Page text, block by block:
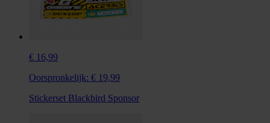
€ 16,99
Oorspronkelijk: € 19,99
Stickerset Blackbird Sponsor